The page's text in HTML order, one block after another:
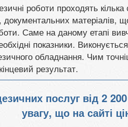
роботи проходять
документальних матеріалів,
Саме на даному етапі
показники.
обладнання. Чим
результат.
послуг від 2
увагу, що на сайті